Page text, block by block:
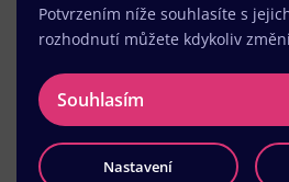
Potvrzením níže souhlasíte s
rozhodnutí můžete kdykoliv
Souhlasím
Nastavení